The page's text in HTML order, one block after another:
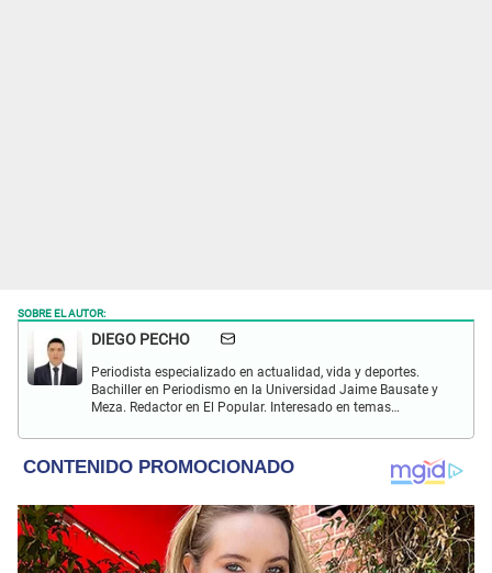
SOBRE EL AUTOR:
DIEGO PECHO
Periodista especializado en actualidad, vida y deportes.
Bachiller en Periodismo en la Universidad Jaime Bausate y
Meza. Redactor en El Popular. Interesado en temas
internacional, trucos caseros y educación.